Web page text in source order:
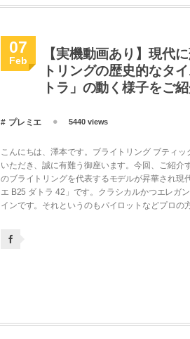
07
Feb
【実機動画あり】現代
トリングの歴史的なタ
トラ」の動く様子をご紹
プレミエ 5440 views
こんにちは、澤本です。ブライトリング ブティッ
いただき、誠に有難う御座います。今回、ご紹介
のブライトリングを代表するモデルが昇華され現
エ B25 ダトラ 42」です。クラシカルかつエレガ
インです。それというのもパイロットなどプロの